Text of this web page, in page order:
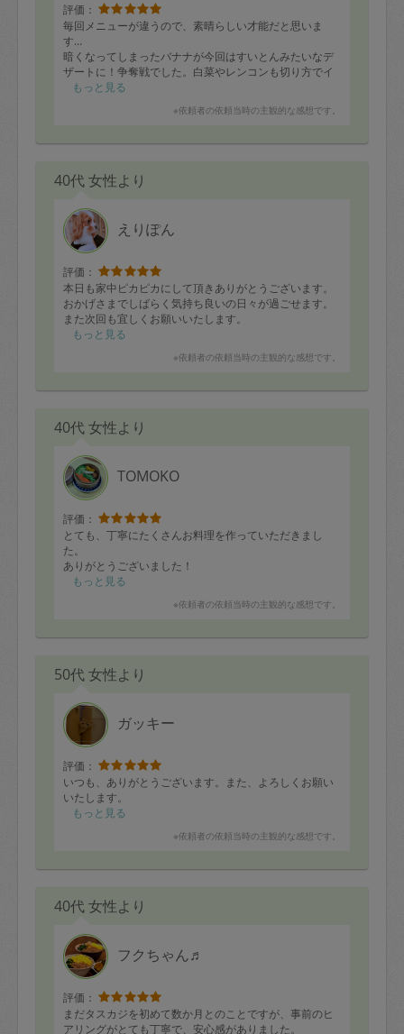
評価：
毎回メニューが違うので、素晴らしい才能だと思いま
す…
暗くなってしまったバナナが今回はすいとんみたいなデ
ザートに！争奪戦でした。白菜やレンコンも切り方でイ
メージが変わるので、食材を活かすのはやっぱり腕です
写真撮る前に色々食べてしまいました。。。
もっと見る
※依頼者の依頼当時の主観的な感想です。
40代 女性より
えりぽん
評価：
本日も家中ピカピカにして頂きありがとうございます。
おかげさまでしばらく気持ち良いの日々が過ごせます。
また次回も宜しくお願いいたします。
もっと見る
※依頼者の依頼当時の主観的な感想です。
40代 女性より
TOMOKO
評価：
とても、丁寧にたくさんお料理を作っていただきまし
た。
ありがとうございました！
もっと見る
※依頼者の依頼当時の主観的な感想です。
50代 女性より
ガッキー
評価：
いつも、ありがとうございます。また、よろしくお願い
いたします。
もっと見る
※依頼者の依頼当時の主観的な感想です。
40代 女性より
フクちゃん♬
評価：
まだタスカジを初めて数か月とのことですが、事前のヒ
アリングがとても丁寧で、安心感がありました。